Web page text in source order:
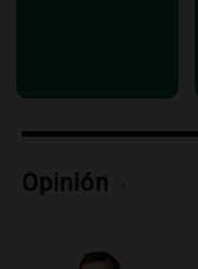
Luis
relato
Episodios
Opinión